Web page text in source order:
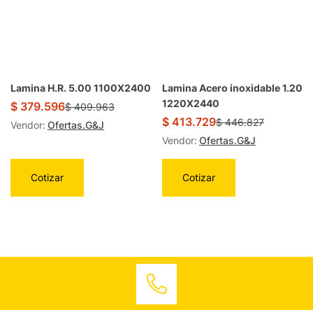
Lamina H.R. 5.00 1100X2400
$ 379.596$409.963
Vendor: Ofertas.G&J
Cotizar
Lamina Acero inoxidable 1.20
1220X2440
$ 413.729$446.827
Vendor: Ofertas.G&J
Cotizar